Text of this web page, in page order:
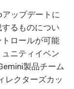
ップデートに
るものについ
ロールが可能
ニティイベン
製品チーム
レクターズカッ